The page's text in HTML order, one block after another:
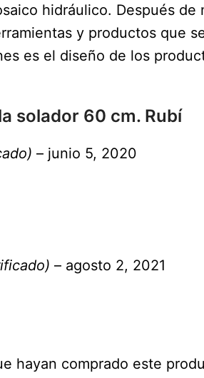
hidráulico. Después
y productos que
es el diseño de los
solador 60 cm. Rubí
– junio 5, 2020
– agosto 2, 2021
hayan comprado este